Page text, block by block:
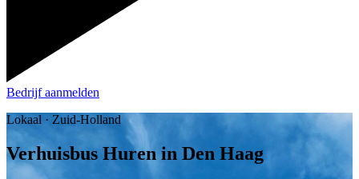
Bedrijf aanmelden
Lokaal · Zuid-Holland
Verhuisbus Huren in Den Haag